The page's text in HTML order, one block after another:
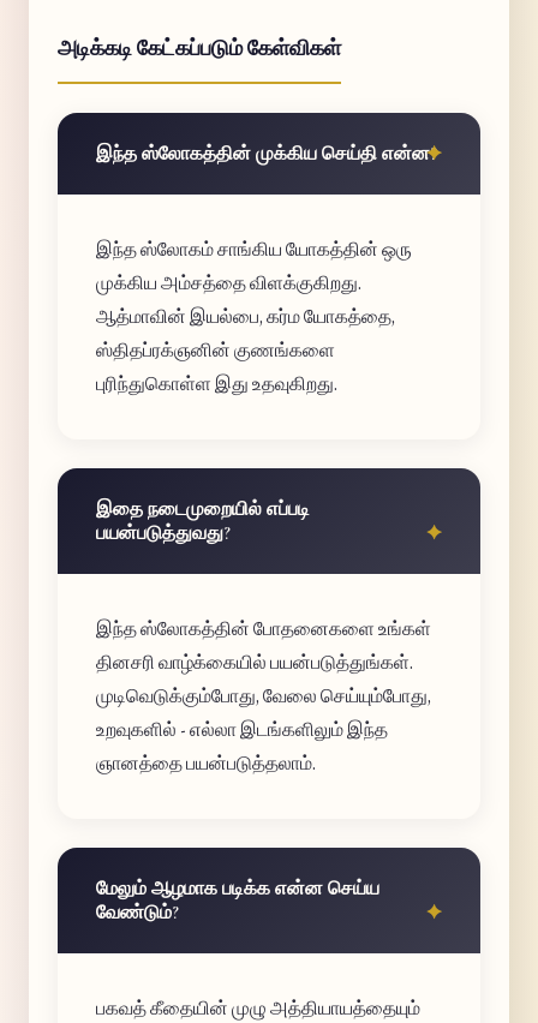
அடிக்கடி கேட்கப்படும் கேள்விகள்
இந்த ஸ்லோகத்தின் முக்கிய செய்தி என்ன?
இந்த ஸ்லோகம் சாங்கிய யோகத்தின் ஒரு
முக்கிய அம்சத்தை விளக்குகிறது.
ஆத்மாவின் இயல்பை, கர்ம யோகத்தை,
ஸ்திதப்ரக்ஞனின் குணங்களை
புரிந்துகொள்ள இது உதவுகிறது.
இதை நடைமுறையில் எப்படி
பயன்படுத்துவது?
இந்த ஸ்லோகத்தின் போதனைகளை உங்கள்
தினசரி வாழ்க்கையில் பயன்படுத்துங்கள்.
முடிவெடுக்கும்போது, வேலை செய்யும்போது,
உறவுகளில் - எல்லா இடங்களிலும் இந்த
ஞானத்தை பயன்படுத்தலாம்.
மேலும் ஆழமாக படிக்க என்ன செய்ய
வேண்டும்?
பகவத் கீதையின் முழு அத்தியாயத்தையும்